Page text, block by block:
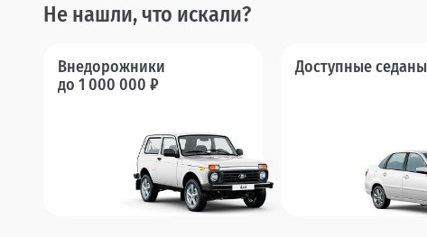
Не нашли, что искали?
Внедорожники
до 1 000 000 ₽
Доступные седаны